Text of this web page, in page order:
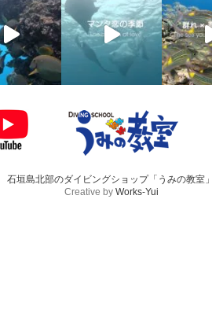
石垣島北部のダイビングショップ「うみの教室
Creative by Works-Yui